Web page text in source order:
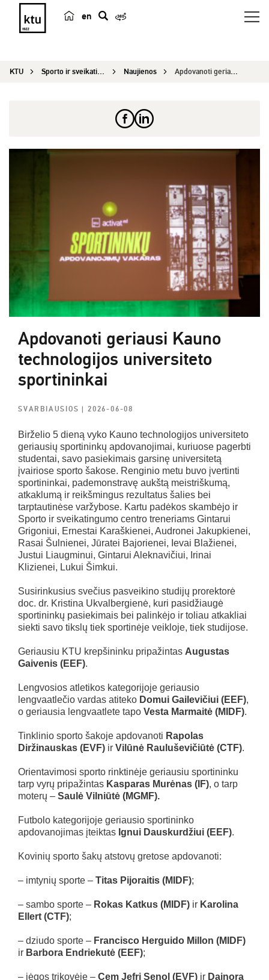
en
e
KTU Sporto ir sveikatingumo centras Naujienos Apdovanoti geriausi Kauno technologijos universi...
Apdovanoti geriausi Kauno
technologijos universiteto
sportininkai
SVARBIAUSIOS| 2026-06-08
Birželio 5 dieną vyko Kauno technologijos universiteto
geriausių sportininkų apdovanojimai, kuriuose pagerbti
studentai, savo pasiekimais garsinę universitetą
įvairiose sporto šakose. Renginio metu buvo įvertinti
sportininkai, pademonstravę aukštą meistriškumą,
atkaklumą ir reikšmingus rezultatus šalies bei
tarptautinėse varžybose. Kartu padėkos skambėjo ir
Sporto ir sveikatingumo centro treneriams Gintarui
Grigoniui, Ernestai Karaškienei, Audronei Jakupkienei,
Rasai Šulnienei, Jūratei Bajorienei, Ievai Blažienei,
Justui Liaugminui, Gintarui Aleknavičiui, Irinai
Klizienei, Lukui Šimkui.
Susirinkusius svečius pasveikino studijų prorektorė
doc. dr. Kristina Ukvalbergienė, kuri pasidžiaugė
sportininkų pasiekimais bei palinkėjo ir toliau atkakliai
siekti savo tikslų tiek sportinėje veikloje, tiek studijose.
Geriausiu KTU krepšininku pripažintas Augustas
Gaivenis (EEF).
Lengvosios atletikos kategorijoje geriausio
lengvaatlečio vardas atiteko Domui Gailevičiui (EEF),
o geriausia lengvaatlete tapo Vesta Marmaitė (MIDF).
Tinklinio sporto šakoje apdovanoti Rapolas
Diržinauskas (EVF) ir Vilūnė Rauluševičiūtė (CTF).
Orientavimosi sporto rinktinėje geriausiu sportininku
tarp vyrų pripažintas Kasparas Murėnas (IF), o tarp
moterų – Saulė Vilniūtė (MGMF).
Futbolo kategorijoje geriausio sportininko
apdovanojimas įteiktas Ignui Dauskurdžiui (EEF).
Kovinių sporto šakų atstovų gretose apdovanoti:
– imtynių sporte – Titas Pijoraitis (MIDF);
– sambo sporte – Rokas Katkus (MIDF) ir Karolina
Ellert (CTF);
– dziudo sporte – Francisco Herguido Millon (MIDF)
ir Barbora Endriekutė (EEF);
– jėgos trikovėje – Cem Jefri Senol (EVF) ir Dainora